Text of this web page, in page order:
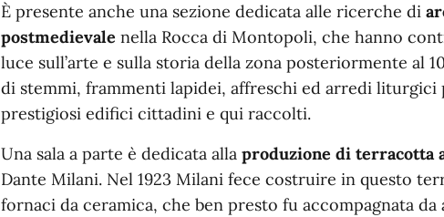
È presente anche una sezione dedicata alle ricerche di
postmedievale nella Rocca di Montopoli, che hanno
luce sull’arte e sulla storia della zona posteriormente al
di stemmi, frammenti lapidei, affreschi ed arredi liturgici
prestigiosi edifici cittadini e qui raccolti.
Una sala a parte è dedicata alla produzione di terracotta
Dante Milani. Nel 1923 Milani fece costruire in questo
fornaci da ceramica, che ben presto fu accompagnata